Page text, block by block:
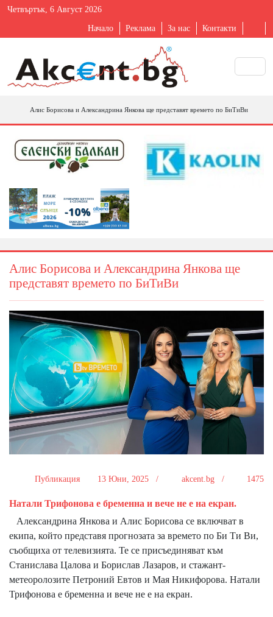
Четвъртък, 6 Август 2026
Начало Реклама За нас Контакти
Алис Борисова и Александрина Янкова ще представят времето по БиТиВи
Алис Борисова и Александрина Янкова ще
представят времето по БиТиВи
Публикация 13 Юни, 2025 / akcent.bg / 1475
Натали Трифонова е бременна и вече не е на екран.
Александрина Янкова и Алис Борисова се включват в
екипа, който представя прогнозата за времето по Би Ти Ви,
съобщиха от телевизията. Те се присъединяват към
Станислава Цалова и Борислав Лазаров, и стажант-
метеоролозите Петроний Евтов и Мая Никифорова. Натали
Трифонова е бременна и вече не е на екран.